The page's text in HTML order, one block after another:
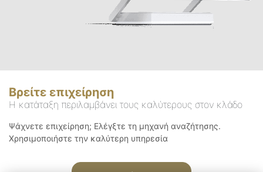
Βρείτε επιχείρηση
Η κατάταξη περιλαμβάνει τους καλύτερους στον κλάδο
Ψάχνετε επιχείρηση; Ελέγξτε τη μηχανή αναζήτησης.
Χρησιμοποιήστε την καλύτερη υπηρεσία